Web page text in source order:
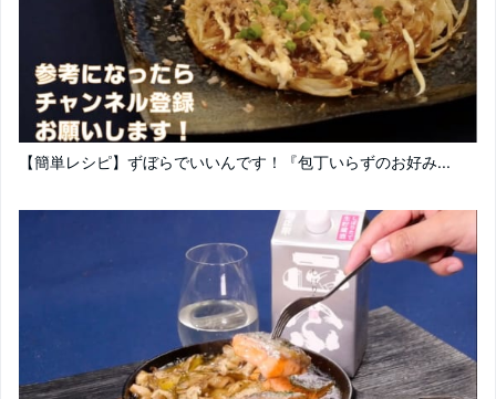
【簡単レシピ】ずぼらでいいんです！『包丁いらずのお好み...